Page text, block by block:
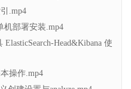
.mp4
机部署安装.mp4
Head&Kibana使
操作.mp4